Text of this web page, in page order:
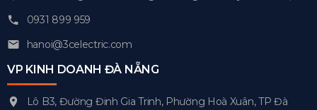
0931 899 959
hanoi@3celectric.com
VP KINH DOANH ĐÀ NẴNG
Lô B3, Đường Đinh Gia Trinh, Phường Hoà Xuân, TP Đà